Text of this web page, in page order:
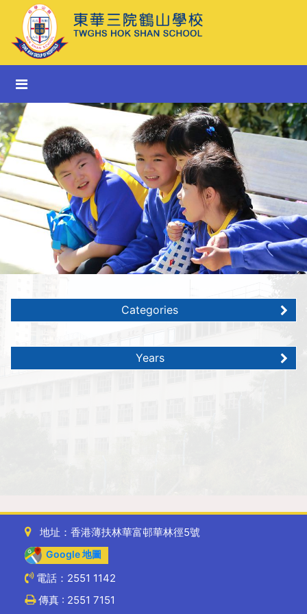
Categories
Years
地址：香港薄扶林華富邨華林徑5號
Google 地圖
電話：2551 1142
傳真 : 2551 7151